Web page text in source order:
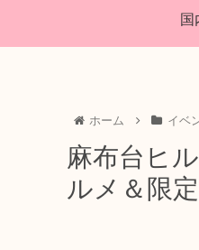
国
ホーム イベ
麻布台ヒ
ルメ＆限